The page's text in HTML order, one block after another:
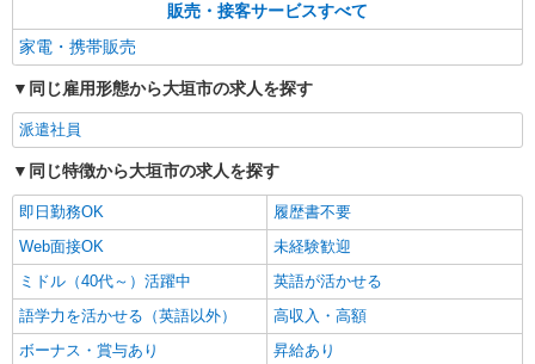
販売・接客サービスすべて
家電・携帯販売
同じ雇用形態から大垣市の求人を探す
派遣社員
同じ特徴から大垣市の求人を探す
即日勤務OK
履歴書不要
Web面接OK
未経験歓迎
ミドル（40代～）活躍中
英語が活かせる
語学力を活かせる（英語以外）
高収入・高額
ボーナス・賞与あり
昇給あり